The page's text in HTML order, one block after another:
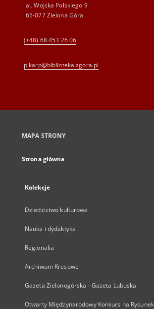
al. Wojska Polskiego 9
65-077 Zielona Góra
(+48) 68 453 26 06
p.karp@biblioteka.zgora.pl
MAPA STRONY
Strona główna
Kolekcje
Dziedzictwo kulturowe
Nauka i dydaktyka
Regionalia
Archiwum Kresowe
Gazeta Zielonogórska - Gazeta Lubuska
Otwarty Międzynarodowy Konkurs na